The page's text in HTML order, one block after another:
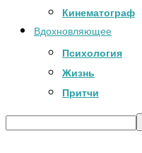
Кинематограф
Вдохновляющее
Психология
Жизнь
Притчи